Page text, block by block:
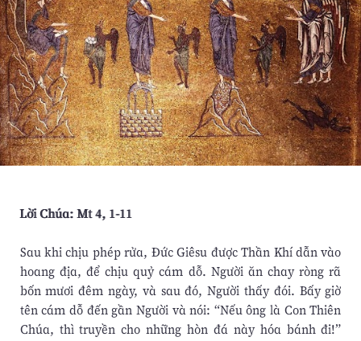
Lời Chúa: Mt 4, 1-11
Sau khi chịu phép rửa, Ðức Giêsu được Thần Khí dẫn vào
hoang địa, để chịu quỷ cám dỗ. Người ăn chay ròng rã
bốn mươi đêm ngày, và sau đó, Người thấy đói. Bấy giờ
tên cám dỗ đến gần Người và nói: “Nếu ông là Con Thiên
Chúa, thì truyền cho những hòn đá này hóa bánh đi!”